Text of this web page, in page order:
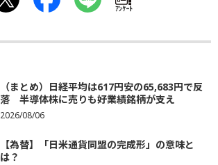
ｱﾝｹｰﾄ
（まとめ）日経平均は617円安の65,683円で反
落 半導体株に売りも好業績銘柄が支え
2026/08/06
【為替】「日米通貨同盟の完成形」の意味と
は？